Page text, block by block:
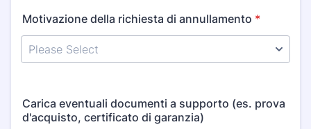
Motivazione della richiesta di annullamento *
Carica eventuali documenti a supporto (es. prova
d'acquisto, certificato di garanzia)